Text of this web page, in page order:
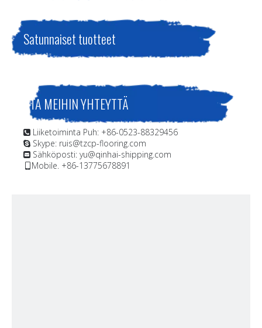
Satunnaiset tuotteet
OTA MEIHIN YHTEYTTÄ
 Liiketoiminta Puh: +86-0523-88329456
 Skype: ruis@tzcp-flooring.com
 Sähköposti: yu@qinhai-shipping.com
Mobile. +86-13775678891